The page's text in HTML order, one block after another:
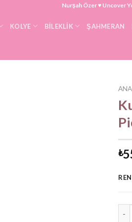
Nurşah Özer ♥ Uncover
KOLYE BILEKLIK ŞAHMERAN
₺